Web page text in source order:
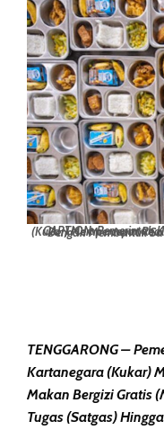
TENGGARONG –
Kartanegara (Kukar)
Makan Bergizi Gratis
Tugas (Satgas)